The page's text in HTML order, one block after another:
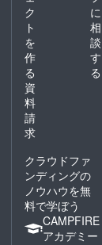
ク
ト
を
作
る
に
相
談
す
る
資
料
請
求
クラウドファ
ンディングの
ノウハウを無
料で学ぼう
CAMPFIRE
アカデミー